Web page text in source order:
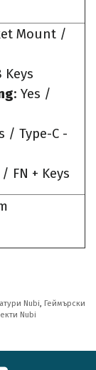
Mount /
Keys
: Yes /
/ Type-C -
/ FN + Keys
Nubi, Геймърски
Nubi